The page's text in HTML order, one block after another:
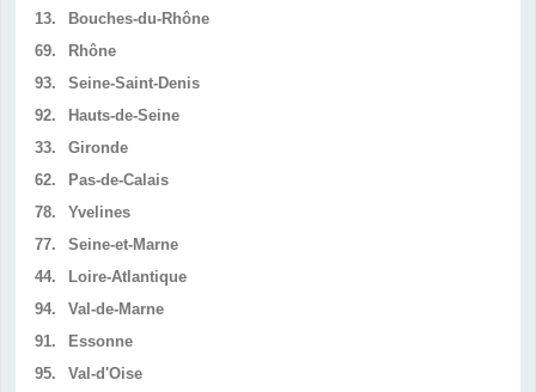
13.
Bouches-du-Rhône
69.
Rhône
93.
Seine-Saint-Denis
92.
Hauts-de-Seine
33.
Gironde
62.
Pas-de-Calais
78.
Yvelines
77.
Seine-et-Marne
44.
Loire-Atlantique
94.
Val-de-Marne
91.
Essonne
95.
Val-d'Oise